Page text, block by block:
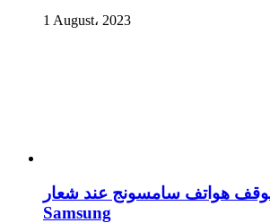
1 August، 2023
هواتف سامسونج عند شعار
Samsung